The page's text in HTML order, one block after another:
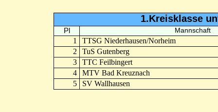
1.Kreisklasse
Pl Mannschaft
1
TTSG Niederhausen/Norheim
2
TuS Gutenberg
3
TTC Feilbingert
4
MTV Bad Kreuznach
5
SV Wallhausen